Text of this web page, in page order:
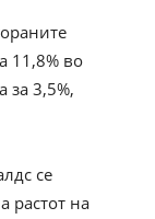
11,8% во
за 3,5%,
се
растот на